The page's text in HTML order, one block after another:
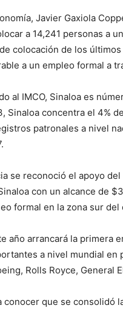
Javier Gaxiola
a 14,241 personas a
colocación de los
a un empleo formal a
al IMCO, Sinaloa es
Sinaloa concentra el 4%
patronales a nivel
se reconoció el apoyo
con un alcance de
formal en la zona sur del
año arrancará la primera
a nivel mundial
Rolls Royce, General
conocer que se consolidó